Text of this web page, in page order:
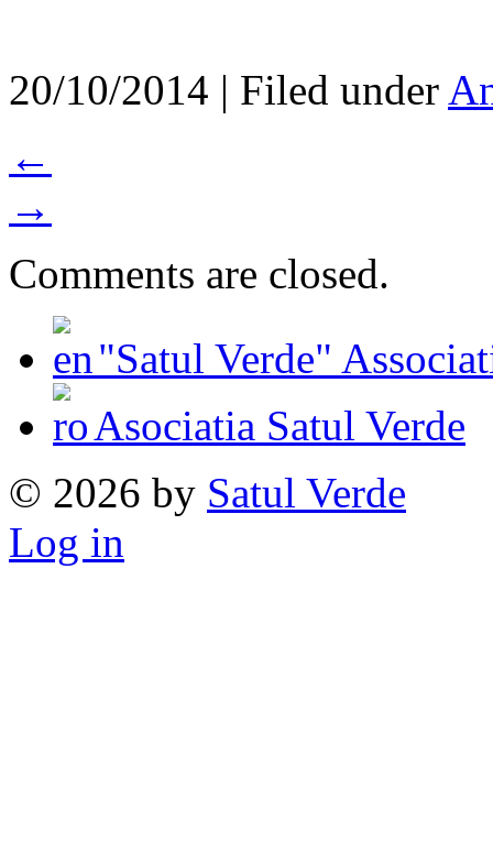
20/10/2014 | Filed under
←
→
Comments are closed.
"Satul Verde"
Asociatia Satul Verde
© 2026 by Satul Verde
Log in